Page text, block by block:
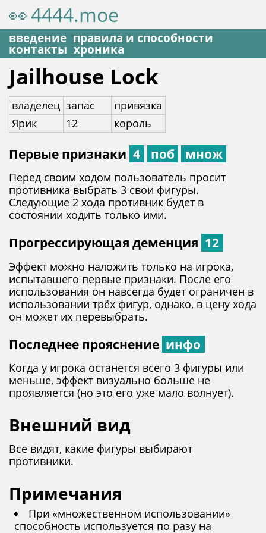
👀4444.moe
введение правила и способности
контакты хроника
Jailhouse Lock
владелец запас
привязка
Ярик
12 король
Первые признаки 4 поб множ
Перед своим ходом пользователь просит
противника выбрать 3 свои фигуры.
Следующие 2 хода противник будет в
состоянии ходить только ими.
Прогрессирующая деменция 12
Эффект можно наложить только на игрока,
испытавшего первые признаки. После его
использования он навсегда будет ограничен в
использовании трёх фигур, однако, в цену хода
он может их перевыбрать.
Последнее прояснение инфо
Когда у игрока останется всего 3 фигуры или
меньше, эффект визуально больше не
проявляется (но это его уже мало волнует).
Внешний вид
Все видят, какие фигуры выбирают
противники.
Примечания
При множественном использовании
способность используется по разу на